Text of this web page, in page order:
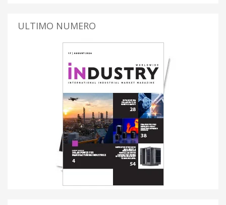
ULTIMO NUMERO